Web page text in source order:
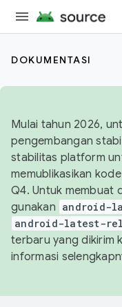
DOKUMENTASI
Mulai tahun 2026,
pengembangan
stabilitas platform
memublikasikan
Q4. Untuk membuat
gunakan android-
android-latest-
terbaru yang dikirim
informasi